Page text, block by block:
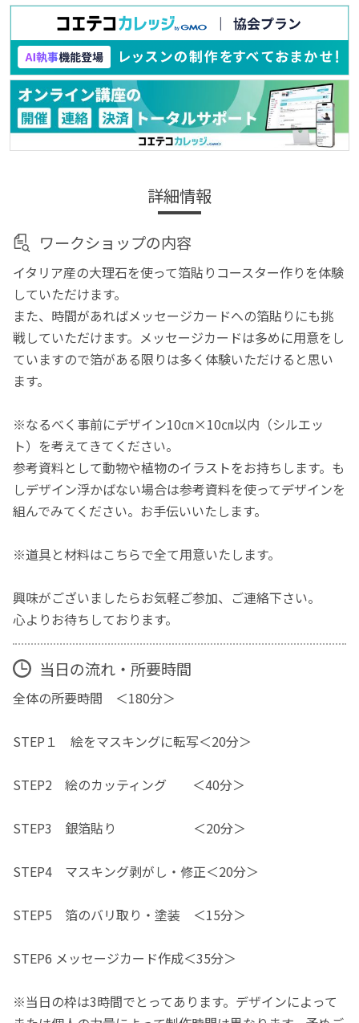
詳細情報
ワークショップの内容
イタリア産の大理石を使って箔貼りコースター作りを体験
していただけます。
また、時間があればメッセージカードへの箔貼りにも挑
戦していただけます。メッセージカードは多めに用意をし
ていますので箔がある限りは多く体験いただけると思い
ます。
※なるべく事前にデザイン10㎝×10㎝以内（シルエッ
ト）を考えてきてください。
参考資料として動物や植物のイラストをお持ちします。も
しデザイン浮かばない場合は参考資料を使ってデザインを
組んでみてください。お手伝いいたします。
※道具と材料はこちらで全て用意いたします。
興味がございましたらお気軽ご参加、ご連絡下さい。
心よりお待ちしております。
当日の流れ・所要時間
全体の所要時間 ＜180分＞
STEP１ 絵をマスキングに転写＜20分＞
STEP2 絵のカッティング ＜40分＞
STEP3 銀箔貼り ＜20分＞
STEP4 マスキング剥がし・修正＜20分＞
STEP5 箔のバリ取り・塗装 ＜15分＞
STEP6 メッセージカード作成＜35分＞
※当日の枠は3時間でとってあります。デザインによって